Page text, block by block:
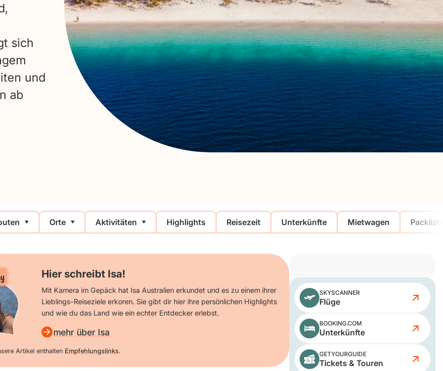
sich
und
ab
Orte Aktivitäten Highlights Reisezeit Unterkünfte Mietwagen
Hier schreibt Isa!
Mit Kamera im Gepäck hat Isa Australien erkundet und es zu einem ihrer
Lieblings-Reiseziele erkoren. Sie gibt dir hier ihre persönlichen Highlights
und wie du das Land wie ein echter Entdecker erlebst.
mehr über Isa
Artikel enthalten Empfehlungslinks.
SKYSCANNER
Flüge
BOOKING.COM
Unterkünfte
GETYOURGUIDE
Tickets & Touren